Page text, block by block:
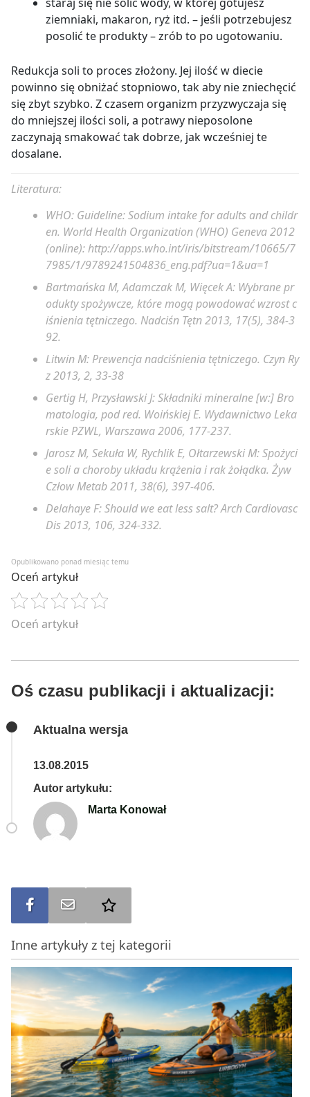
ziemniaki, makaron, ryż itd. – jeśli potrzebujesz
posolić te produkty – zrób to po ugotowaniu.
Redukcja soli to proces złożony. Jej ilość w diecie
powinno się obniżać stopniowo, tak aby nie zniechęcić
się zbyt szybko. Z czasem organizm przyzwyczaja się
do mniejszej ilości soli, a potrawy nieposolone
zaczynają smakować tak dobrze, jak wcześniej te
dosalane.
Literatura:
WHO: Guideline: Sodium intake for adults and childr
en. World Health Organization (WHO) Geneva 2012
(online): http://apps.who.int/iris/bitstream/10665/7
7985/1/9789241504836_eng.pdf?ua=1&ua=1
Bartmańska M, Adamczak M, Więcek A: Wybrane pr
odukty spożywcze, które mogą powodować wzrost c
iśnienia tętniczego. Nadciśn Tętn 2013, 17(5), 384-3
92.
Litwin M: Prewencja nadciśnienia tętniczego. Czyn Ry
z 2013, 2, 33-38
Gertig H, Przysławski J: Składniki mineralne [w:] Bro
matologia, pod red. Woińskiej E. Wydawnictwo Leka
rskie PZWL, Warszawa 2006, 177-237.
Jarosz M, Sekuła W, Rychlik E, Ołtarzewski M: Spożyci
e soli a choroby układu krążenia i rak żołądka. Żyw
Człow Metab 2011, 38(6), 397-406.
Delahaye F: Should we eat less salt? Arch Cardiovasc
Dis 2013, 106, 324-332.
Opublikowano ponad miesiąc temu
Oceń artykuł
Oceń artykuł
Oś czasu publikacji i aktualizacji:
Aktualna wersja
13.08.2015
Autor artykułu:
Marta Konował
Udostępnij na FBWyślij na e-mail
Inne artykuły z tej kategorii